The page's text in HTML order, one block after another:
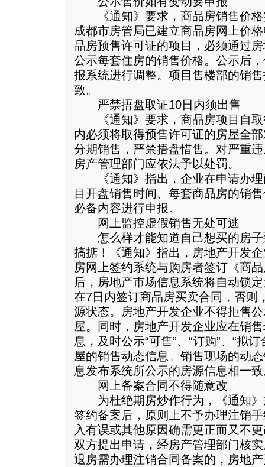
《通知》要求，商品房销售价格
成都市房管局已建立商品房网上价
品房预售许可证的项目，必须通过
公示每套住房的销售价格。公示后
报系统进行调整。项目售楼部的销
致。
严禁捂盘取证10日内须出售
《通知》要求，商品房项目自取
内必须将取得预售许可证的房屋全
分期销售，严禁捂盘惜售。对严重
房产管理部门应依法予以处罚。
《通知》指出，企业在申请办理
目开盘销售时间、每套商品房的销
必备内容进行申报。
网上监控虚假销售无处可逃
怎么样才能知道自己想买的房子
搞掂！《通知》指出，房地产开发
房网上签约系统与购房者签订《商
后，房地产市场信息系统将自动锁
在7日内签订商品房买卖合同，否则
源状态。房地产开发企业不得拒售
屋。同时，房地产开发企业应在销
息，及时公示“可售”、“订购”、“拟
屋的销售动态信息。销售现场的动
息发布系统所公示的房源信息相一
网上备案合同不得随意改
为杜绝期房炒作行为，《通知》
签约备案后，原则上不予办理注销
入有误或其他原因确需更正而又不
双方提出申请，经房产管理部门核
退房需办理注销合同备案的，房地